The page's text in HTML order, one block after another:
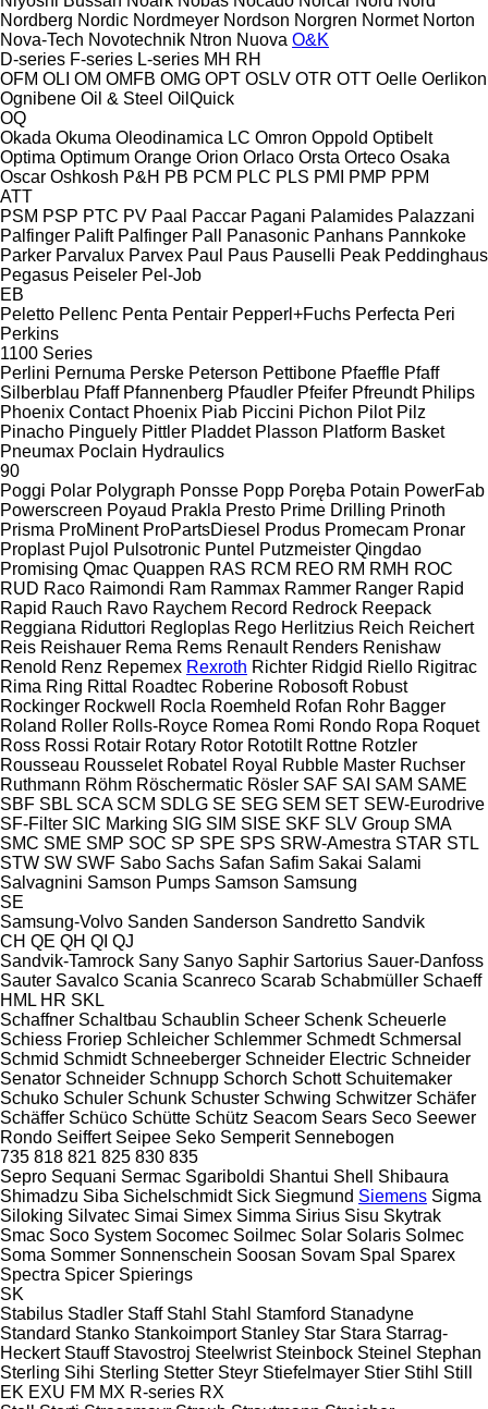
Nordberg Nordic Nordmeyer Nordson Norgren Normet Norton
Nova-Tech Novotechnik Ntron Nuova O&K
D-series F-series L-series MH RH
OFM OLI OM OMFB OMG OPT OSLV OTR OTT Oelle Oerlikon
Ognibene Oil & Steel OilQuick
OQ
Okada Okuma Oleodinamica LC Omron Oppold Optibelt
Optima Optimum Orange Orion Orlaco Orsta Orteco Osaka
Oscar Oshkosh P&H PB PCM PLC PLS PMI PMP PPM
ATT
PSM PSP PTC PV Paal Paccar Pagani Palamides Palazzani
Palfinger Palift Palfinger Pall Panasonic Panhans Pannkoke
Parker Parvalux Parvex Paul Paus Pauselli Peak Peddinghaus
Pegasus Peiseler Pel-Job
EB
Peletto Pellenc Penta Pentair Pepperl+Fuchs Perfecta Peri
Perkins
1100 Series
Perlini Pernuma Perske Peterson Pettibone Pfaeffle Pfaff
Silberblau Pfaff Pfannenberg Pfaudler Pfeifer Pfreundt Philips
Phoenix Contact Phoenix Piab Piccini Pichon Pilot Pilz
Pinacho Pinguely Pittler Pladdet Plasson Platform Basket
Pneumax Poclain Hydraulics
90
Poggi Polar Polygraph Ponsse Popp Poręba Potain PowerFab
Powerscreen Poyaud Prakla Presto Prime Drilling Prinoth
Prisma ProMinent ProPartsDiesel Produs Promecam Pronar
Proplast Pujol Pulsotronic Puntel Putzmeister Qingdao
Promising Qmac Quappen RAS RCM REO RM RMH ROC
RUD Raco Raimondi Ram Rammax Rammer Ranger Rapid
Rapid Rauch Ravo Raychem Record Redrock Reepack
Reggiana Riduttori Regloplas Rego Herlitzius Reich Reichert
Reis Reishauer Rema Rems Renault Renders Renishaw
Renold Renz Repemex Rexroth Richter Ridgid Riello Rigitrac
Rima Ring Rittal Roadtec Roberine Robosoft Robust
Rockinger Rockwell Rocla Roemheld Rofan Rohr Bagger
Roland Roller Rolls-Royce Romea Romi Rondo Ropa Roquet
Ross Rossi Rotair Rotary Rotor Rototilt Rottne Rotzler
Rousseau Rousselet Robatel Royal Rubble Master Ruchser
Ruthmann Röhm Röschermatic Rösler SAF SAI SAM SAME
SBF SBL SCA SCM SDLG SE SEG SEM SET SEW-Eurodrive
SF-Filter SIC Marking SIG SIM SISE SKF SLV Group SMA
SMC SME SMP SOC SP SPE SPS SRW-Amestra STAR STL
STW SW SWF Sabo Sachs Safan Safim Sakai Salami
Salvagnini Samson Pumps Samson Samsung
SE
Samsung-Volvo Sanden Sanderson Sandretto Sandvik
CH QE QH QI QJ
Sandvik-Tamrock Sany Sanyo Saphir Sartorius Sauer-Danfoss
Sauter Savalco Scania Scanreco Scarab Schabmüller Schaeff
HML HR SKL
Schaffner Schaltbau Schaublin Scheer Schenk Scheuerle
Schiess Froriep Schleicher Schlemmer Schmedt Schmersal
Schmid Schmidt Schneeberger Schneider Electric Schneider
Senator Schneider Schnupp Schorch Schott Schuitemaker
Schuko Schuler Schunk Schuster Schwing Schwitzer Schäfer
Schäffer Schüco Schütte Schütz Seacom Sears Seco Seewer
Rondo Seiffert Seipee Seko Semperit Sennebogen
735 818 821 825 830 835
Sepro Sequani Sermac Sgariboldi Shantui Shell
Shibaura
Shimadzu Siba Sichelschmidt Sick Siegmund Siemens Sigma
Siloking Silvatec Simai Simex Simma Sirius Sisu Skytrak
Smac Soco System Socomec Soilmec Solar Solaris Solmec
Soma Sommer Sonnenschein Soosan Sovam Spal Sparex
Spectra Spicer Spierings
SK
Stabilus Stadler Staff Stahl Stahl Stamford Stanadyne
Standard Stanko Stankoimport Stanley Star Stara Starrag-
Heckert Stauff Stavostroj Steelwrist Steinbock Steinel Stephan
Sterling Sihi Sterling Stetter Steyr Stiefelmayer Stier Stihl Still
EK EXU FM MX R-series RX